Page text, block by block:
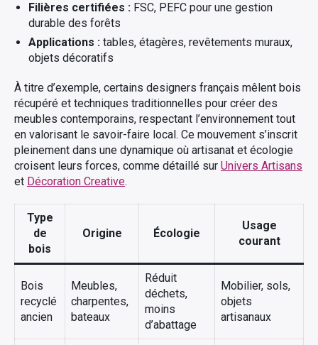
Filières certifiées : FSC, PEFC pour une gestion
durable des forêts
Applications : tables, étagères, revêtements muraux,
objets décoratifs
À titre d’exemple, certains designers français mêlent bois
récupéré et techniques traditionnelles pour créer des
meubles contemporains, respectant l’environnement tout
en valorisant le savoir-faire local. Ce mouvement s’inscrit
pleinement dans une dynamique où artisanat et écologie
croisent leurs forces, comme détaillé sur Univers Artisans
et Décoration Creative.
Type
de
bois
Origine Écologie
Usage
courant
Bois
recyclé
ancien
Meubles,
charpentes,
bateaux
Réduit
déchets,
moins
d’abattage
Mobilier, sols,
objets
artisanaux